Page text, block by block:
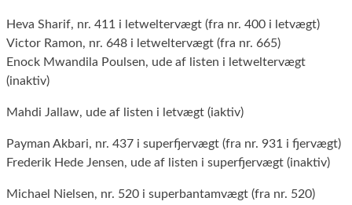
Heva Sharif, nr. 411 i letweltervægt (fra nr. 400 i letvægt)
Victor Ramon, nr. 648 i letweltervægt (fra nr. 665)
Enock Mwandila Poulsen, ude af listen i letweltervægt
(inaktiv)
Mahdi Jallaw, ude af listen i letvægt (iaktiv)
Payman Akbari, nr. 437 i superfjervægt (fra nr. 931 i fjervægt)
Frederik Hede Jensen, ude af listen i superfjervægt (inaktiv)
Michael Nielsen, nr. 520 i superbantamvægt (fra nr. 520)